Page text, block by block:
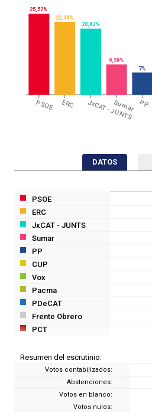
PSOE ERC JxCAT - JUNTS
Sumar PP
25,52%
22,94%
20,82%
9,58%
7%
DATOS
PSOE
ERC
JxCAT - JUNTS
Sumar
PP
CUP
Vox
Pacma
PDeCAT
Frente Obrero
PCT
Resumen del escrutinio:
Votos contabilizados:
Abstenciones:
Votos en blanco:
Votos nulos: